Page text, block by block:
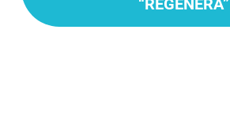
“REGENERA”